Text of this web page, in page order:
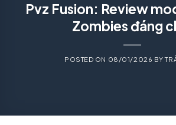
Pvz Fusion: Review
Zombies đáng
POSTED ON 08/01/2026 BY